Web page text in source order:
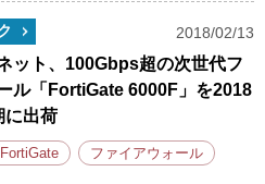
2018/02/13
ット、100Gbps超の次世代フ
ル「FortiGate 6000F」を2018
に出荷
FortiGate ファイアウォール